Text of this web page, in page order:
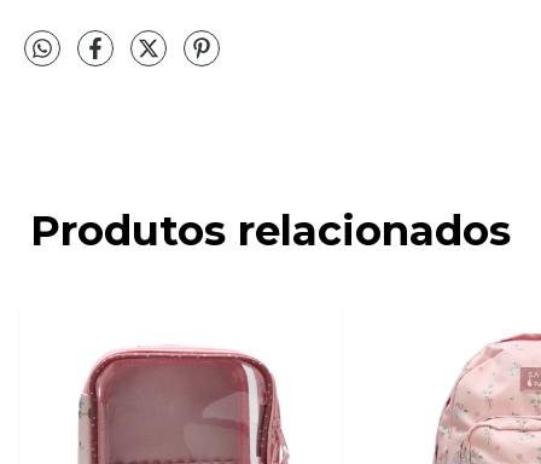
Produtos relacionados